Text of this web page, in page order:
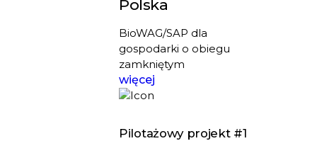
Polska
BioWAG/SAP dla
gospodarki o obiegu
zamkniętym
więcej
Pilotażowy projekt #1